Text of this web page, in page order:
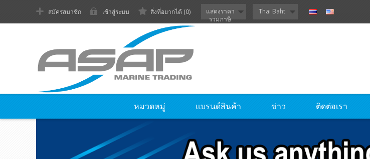
สมัครสมาชิก เข้าสู่ระบบ สิ่งที่อยากได้ (0)
แสดงราคา
รวมภาษี
Thai Baht
หมวดหมู่ แบรนด์สินค้า ข่าว ติดต่อเรา